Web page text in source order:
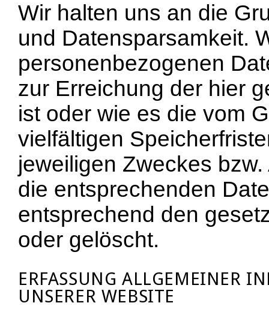
Wir halten uns an die
und Datensparsamkeit.
personenbezogenen
zur Erreichung der hier
ist oder wie es die vom
vielfältigen
jeweiligen Zweckes
die entsprechenden
entsprechend den
oder gelöscht.
ERFASSUNG ALLGEMEINER
UNSERER WEBSITE